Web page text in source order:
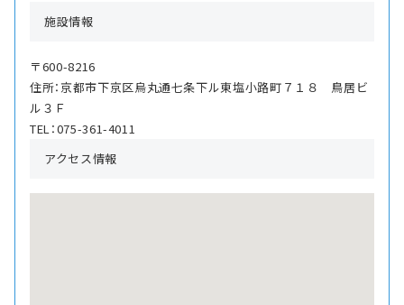
施設情報
〒600-8216
住所：京都市下京区烏丸通七条下ル東塩小路町７１８ 鳥居ビ
ル３Ｆ
TEL：075-361-4011
アクセス情報